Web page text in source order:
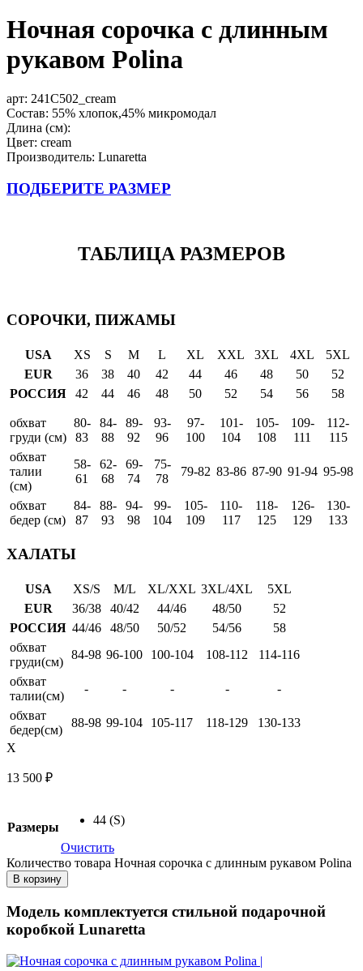
Ночная сорочка с длинным
рукавом Polina
арт: 241C502_cream
Состав: 55% хлопок,45% микромодал
Длина (см):
Цвет: cream
Производитель: Lunaretta
ПОДБЕРИТЕ РАЗМЕР
ТАБЛИЦА РАЗМЕРОВ
СОРОЧКИ, ПИЖАМЫ
USA XS S M L XL XXL 3XL 4XL
5XL
EUR
36 38 40 42 44 46 48 50
52
РОССИЯ
42 44 46 48 50 52 54 56 58
обхват
груди (см)
80-
83
84-
88
89-
92
93-
96
97-
100
101-
104
105-
108
109-
111
112-
115
обхват
талии
(см)
58-
61
62-
68
69-
74
75-
78
79-82 83-86 87-90 91-94 95-98
обхват
бедер (см)
84-
87
88-
93
94-
98
99-
104
105-
109
110-
117
118-
125
126-
129
130-
133
ХАЛАТЫ
USA XS/S M/L XL/XXL 3XL/4XL
5XL
EUR
36/38 40/42 44/46 48/50
52
РОССИЯ 44/46 48/50 50/52 54/56
58
обхват
груди(см)
84-98 96-100 100-104 108-112
114-116
обхват
талии(см)
- - - -
-
обхват
бедер(см)
88-98 99-104 105-117 118-129
130-133
X
13 500 ₽
Размеры
44 (S)
Очистить
Количество товара Ночная сорочка с длинным рукавом Polina
В корзину
Модель комплектуется стильной подарочной
коробкой Lunaretta